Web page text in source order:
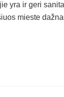
yra ir geri
mieste